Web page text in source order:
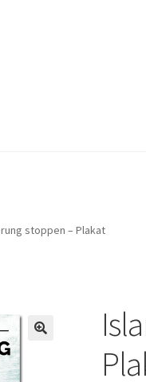
stoppen – Plakat